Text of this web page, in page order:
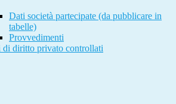
Dati società partecipate (da pubblicare in
tabelle)
Provvedimenti
di diritto privato controllati